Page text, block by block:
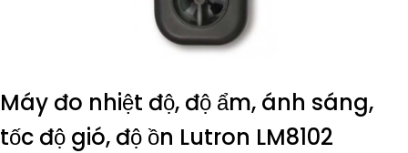
Máy đo nhiệt độ, độ ẩm, ánh sáng,
tốc độ gió, độ ồn Lutron LM8102